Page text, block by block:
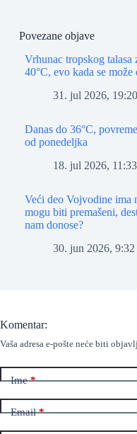
Povezane objave
Vrhunac tropskog talasa
40°C, evo kada se
31. jul 2026, 19:20
Danas do 36°C,
od ponedeljka
18. jul 2026, 11:33
Veći deo Vojvodine ima
mogu biti premašeni,
nam donose?
30. jun 2026, 9:32
Komentar:
Vaša adresa e-pošte neće biti
Ime*
Email*